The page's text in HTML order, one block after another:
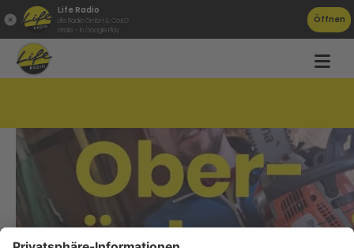
Life Radio
Life Radio GmbH & Co.KG
Gratis - in Google Play
Öffnen